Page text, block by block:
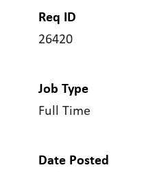
Req ID
26420
Job Type
Full Time
Date Posted